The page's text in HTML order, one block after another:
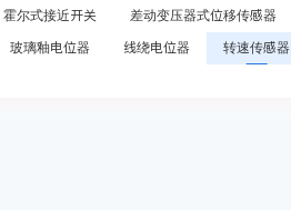
霍尔式接近开关
差动变压器式位移传感器
玻璃釉电位器 线绕电位器
转速传感器